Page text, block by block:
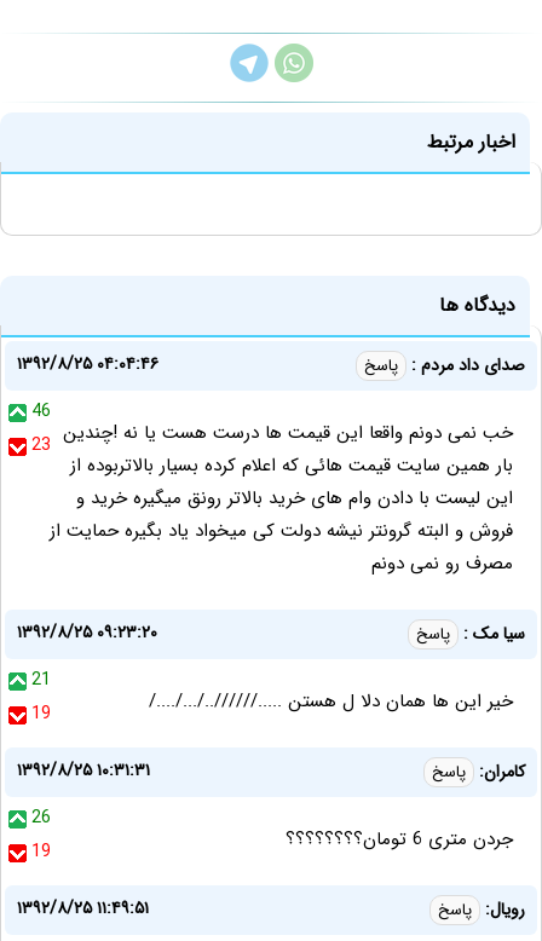
اخبار مرتبط
دیدگاه ها
صدای داد مردم : پاسخ
۱۳۹۲/۸/۲۵ ۰۴:۰۴:۴۶
46
23 خب نمی دونم واقعا این قیمت ها درست هست یا نه !چندین
بار همین سایت قیمت هائی که اعلام کرده بسیار بالاتربوده از
این لیست با دادن وام های خرید بالاتر رونق میگیره خرید و
فروش و البته گرونتر نیشه دولت کی میخواد یاد بگیره حمایت از
مصرف رو نمی دونم
سیا مک : پاسخ
۱۳۹۲/۸/۲۵ ۰۹:۲۳:۲۰
21
19
خیر این ها همان دلا ل هستن .....//////../.../..../
کامران: پاسخ
۱۳۹۲/۸/۲۵ ۱۰:۳۱:۳۱
26
19
جردن متری 6 تومان؟؟؟؟؟؟؟؟
رویال: پاسخ
۱۳۹۲/۸/۲۵ ۱۱:۴۹:۵۱